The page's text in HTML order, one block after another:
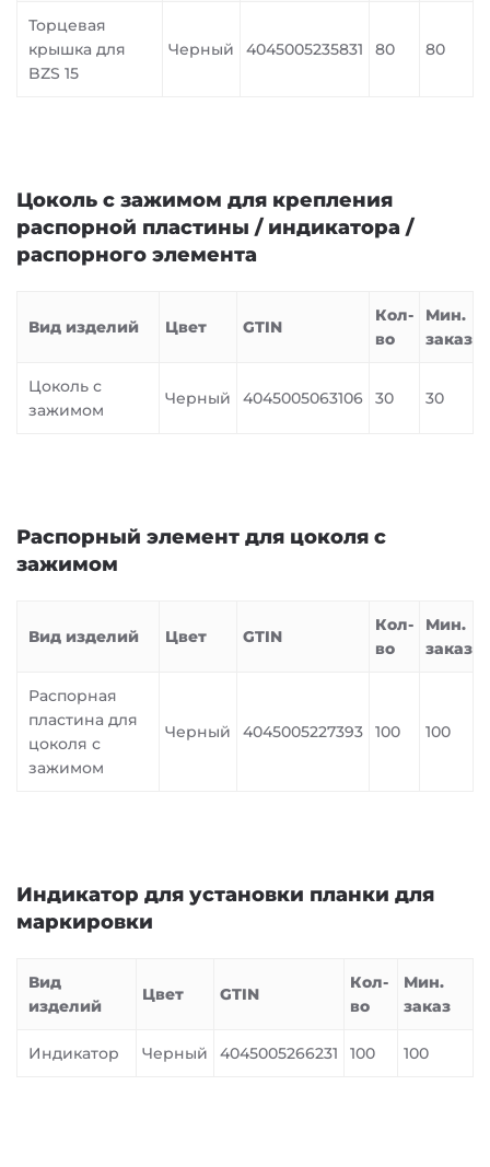
Торцевая
крышка для
BZS 15
Черный 4045005235831 80 80
Цоколь с зажимом для крепления
распорной пластины / индикатора /
распорного элемента
Вид изделий Цвет GTIN
Кол-
во
Мин.
заказ
Цоколь с
зажимом
Черный 4045005063106 30 30
Распорный элемент для цоколя с
зажимом
Вид изделий Цвет GTIN
Кол-
во
Мин.
заказ
Распорная
пластина для
цоколя с
зажимом
Черный 4045005227393 100 100
Индикатор для установки планки для
маркировки
Вид
изделий
Цвет GTIN
Кол-
во
Мин.
заказ
Индикатор Черный 4045005266231 100 100